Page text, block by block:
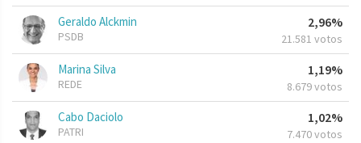
Geraldo Alckmin
PSDB
2,96%
21.581 votos
Marina Silva
REDE
1,19%
8.679 votos
Cabo Daciolo
PATRI
1,02%
7.470 votos